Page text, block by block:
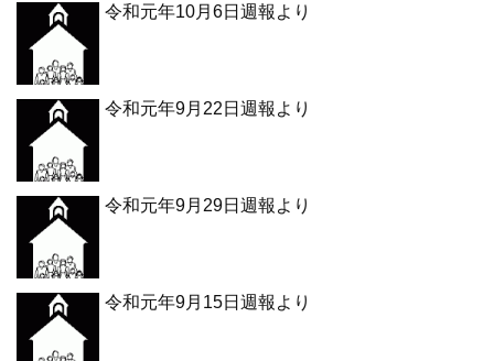
令和元年10月6日週報より
令和元年9月22日週報より
令和元年9月29日週報より
令和元年9月15日週報より